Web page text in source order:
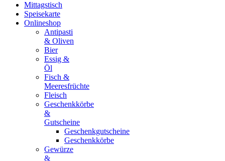
Mittagstisch
Speisekarte
Onlineshop
Antipasti
& Oliven
Bier
Essig &
Öl
Fisch &
Meeresfrüchte
Fleisch
Geschenkkörbe
&
Gutscheine
Geschenkgutscheine
Geschenkkörbe
Gewürze
&